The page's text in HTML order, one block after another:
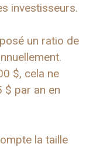
investisseurs.
un ratio de
$, cela ne
$ par an en
la taille